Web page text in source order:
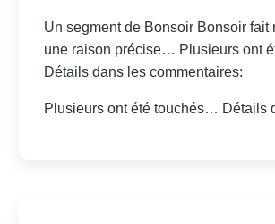
Un segment de Bonsoir Bonsoir fait
une raison précise… Plusieurs ont
Détails dans les commentaires:
Plusieurs ont été touchés… Détails